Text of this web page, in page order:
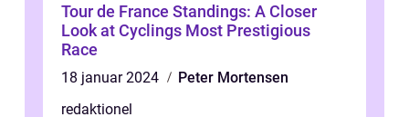
Tour de France Standings: A Closer
Look at Cyclings Most Prestigious
Race
18 januar 2024
Peter Mortensen
redaktionel